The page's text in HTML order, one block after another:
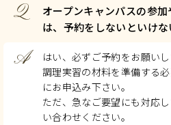
Q
オープンキャンパスの参
は、予約をしないといけな
A
はい、必ずご予約をお願いし
調理実習の材料を準備する
にお申込み下さい。
ただ、急なご要望にも対応
い合わせください。